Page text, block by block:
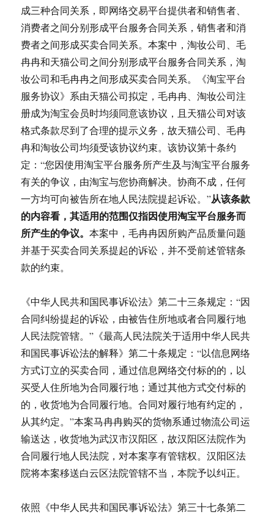
成三种合同关系，即网络交易平台提供者和销售者、
消费者之间分别形成平台服务合同关系，销售者和消
费者之间形成买卖合同关系。本案中，淘妆公司、毛
冉冉和天猫公司之间分别形成平台服务合同关系，淘
妆公司和毛冉冉之间形成买卖合同关系。《淘宝平台
服务协议》系由天猫公司拟定，毛冉冉、淘妆公司注
册成为淘宝会员时均须同意该协议，且天猫公司对该
格式条款尽到了合理的提示义务，故天猫公司、毛冉
冉和淘妆公司均须受该协议约束。该协议第十条约
定：“您因使用淘宝平台服务所产生及与淘宝平台服务
有关的争议，由淘宝与您协商解决。协商不成，任何
一方均可向被告所在地人民法院提起诉讼。”从该条款
的内容看，其适用的范围仅指因使用淘宝平台服务而
所产生的争议。本案中，毛冉冉因所购产品质量问题
并基于买卖合同关系提起的诉讼，并不受前述管辖条
款的约束。
《中华人民共和国民事诉讼法》第二十三条规定：“因
合同纠纷提起的诉讼，由被告住所地或者合同履行地
人民法院管辖。”《最高人民法院关于适用中华人民共
和国民事诉讼法的解释》第二十条规定：“以信息网络
方式订立的买卖合同，通过信息网络交付标的的，以
买受人住所地为合同履行地；通过其他方式交付标的
的，收货地为合同履行地。合同对履行地有约定的，
从其约定。”本案马冉冉购买的货物系通过物流公司运
输送达，收货地为武汉市汉阳区，故汉阳区法院作为
合同履行地人民法院，对本案享有管辖权。汉阳区法
院将本案移送白云区法院管辖不当，本院予以纠正。
依照《中华人民共和国民事诉讼法》第三十七条第二